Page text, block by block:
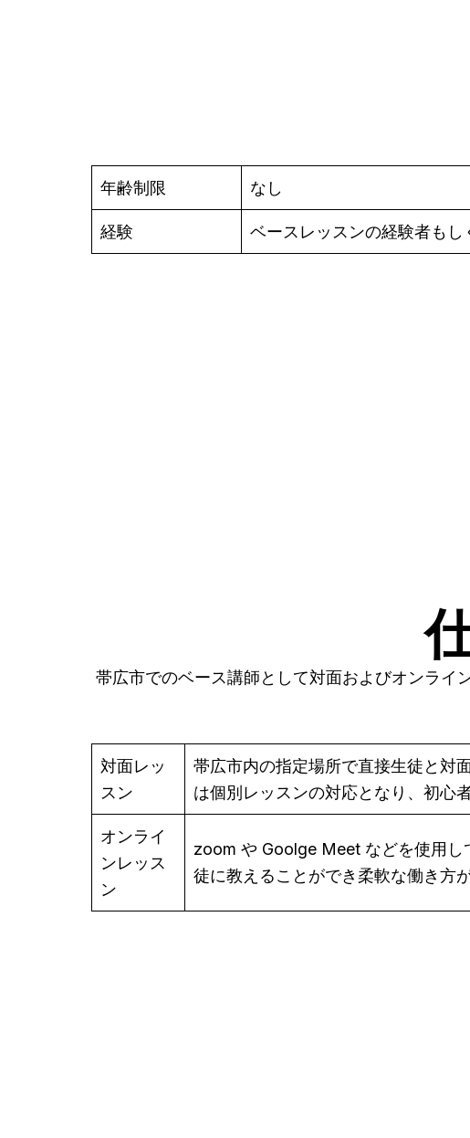
年齢制限 なし
経験 ベースレッスンの経験者も
帯広市でのベース講師として対面およびオンライ
対面レッ
スン
帯広市内の指定場所で直接生徒と対
は個別レッスンの対応となり、初心
オンライ
ンレッス
ン
zoom や Goolge Meet などを使用し
徒に教えることができ柔軟な働き方